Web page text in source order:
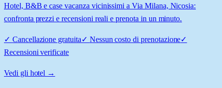
Hotel, B&B e case vacanza vicinissimi a Via Milana, Nicosia:
confronta prezzi e recensioni reali e prenota in un minuto.
✓ Cancellazione gratuita✓ Nessun costo di prenotazione✓
Recensioni verificate
Vedi gli hotel →